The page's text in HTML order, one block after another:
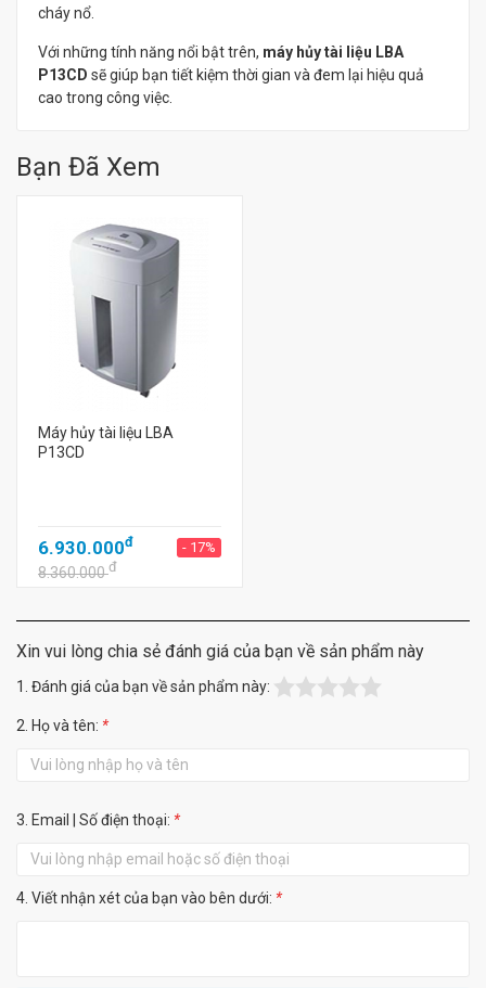
cháy nổ.
Với những tính năng nổi bật trên, máy hủy tài liệu LBA
P13CD sẽ giúp bạn tiết kiệm thời gian và đem lại hiệu quả
cao trong công việc.
Bạn Đã Xem
Máy hủy tài liệu LBA
P13CD
6.930.000đ - 17%
8.360.000đ
Xin vui lòng chia sẻ đánh giá của bạn về sản phẩm này
1. Đánh giá của bạn về sản phẩm này:
2. Họ và tên: *
3. Email | Số điện thoại: *
4. Viết nhận xét của bạn vào bên dưới: *